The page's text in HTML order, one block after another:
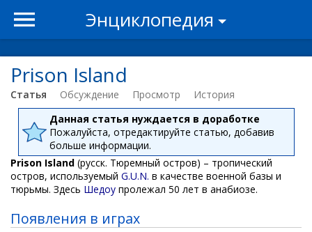
Энциклопедия
Prison Island
Статья Обсуждение Просмотр
История
Данная статья нуждается в доработке
Пожалуйста, отредактируйте статью, добавив
больше информации.
Prison Island (русск. Тюремный остров) – тропический
остров, используемый G.U.N. в качестве военной базы и
тюрьмы. Здесь Шедоу пролежал 50 лет в анабиозе.
Появления в играх